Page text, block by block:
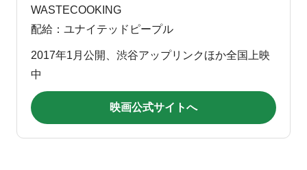
WASTECOOKING
配給：ユナイテッドピープル
2017年1月公開、渋谷アップリンクほか全国上映
中
映画公式サイトへ